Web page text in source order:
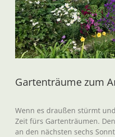
Gartenträume zum
Wenn es draußen stürmt
Zeit fürs Gartenträumen.
an den nächsten sechs